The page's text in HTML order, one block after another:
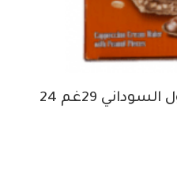
ايتي ويفركابتشينو بالفول السوداني 29غم 24